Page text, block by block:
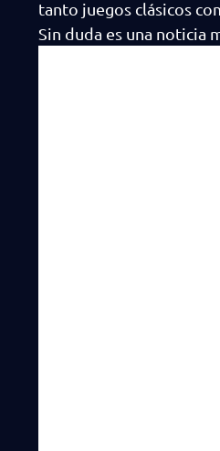
tanto juegos clásicos
Sin duda es una noticia